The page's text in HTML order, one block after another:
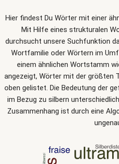
Hier findest Du Wörter mit einer
Mit Hilfe eines strukturalen
durchsucht unsere Suchfunktion
Wortfamilie oder Wörtern im
einem ähnlichen Wortstamm
angezeigt, Wörter mit der größten
oben gelistet. Die Bedeutung der
im Bezug zu silbern
Zusammenhang ist durch eine